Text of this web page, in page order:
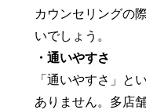
カウンセリングの
いでしょう。
・通いやすさ
「通いやすさ」と
ありません。多店